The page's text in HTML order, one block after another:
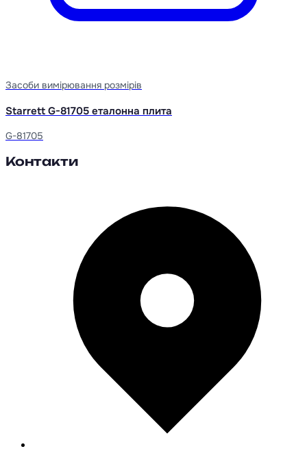
Засоби вимірювання розмірів
Starrett G-81705 еталонна плита
G-81705
Контакти